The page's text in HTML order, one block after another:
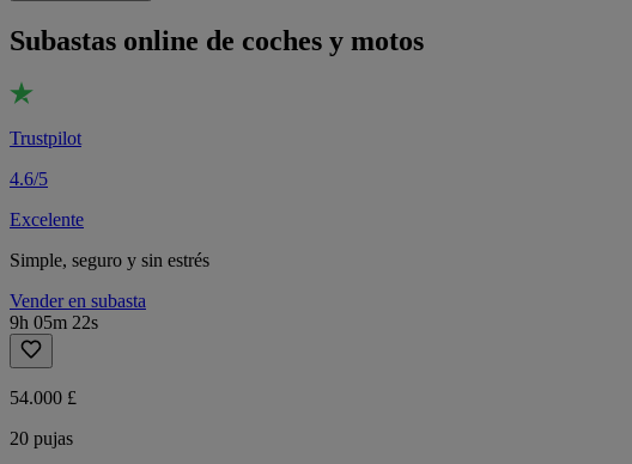
Subastas online de coches y motos
Trustpilot
4.6/5
Excelente
Simple, seguro y sin estrés
Vender en subasta
9h 05m 22s
54.000 £
20 pujas